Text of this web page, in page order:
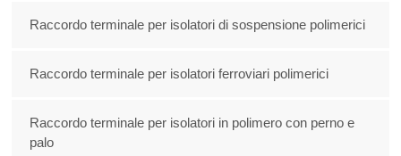
Raccordo terminale per isolatori di sospensione polimerici
Raccordo terminale per isolatori ferroviari polimerici
Raccordo terminale per isolatori in polimero con perno e
palo